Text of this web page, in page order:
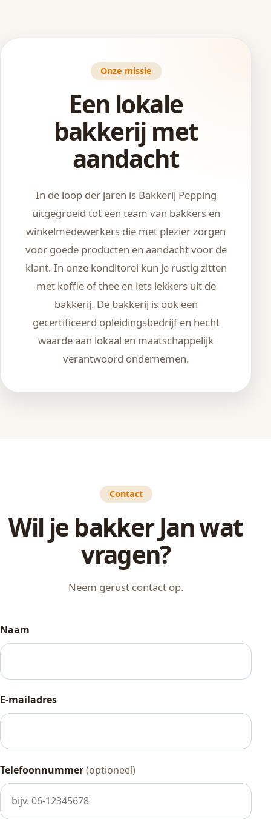
Onze missie
Een lokale
bakkerij met
aandacht
In de loop der jaren is Bakkerij Pepping
uitgegroeid tot een team van bakkers en
winkelmedewerkers die met plezier zorgen
voor goede producten en aandacht voor de
klant. In onze konditorei kun je rustig zitten
met koffie of thee en iets lekkers uit de
bakkerij. De bakkerij is ook een
gecertificeerd opleidingsbedrijf en hecht
waarde aan lokaal en maatschappelijk
verantwoord ondernemen.
Contact
Wil je bakker Jan wat
vragen?
Neem gerust contact op.
Naam
E-mailadres
Telefoonnummer(optioneel)